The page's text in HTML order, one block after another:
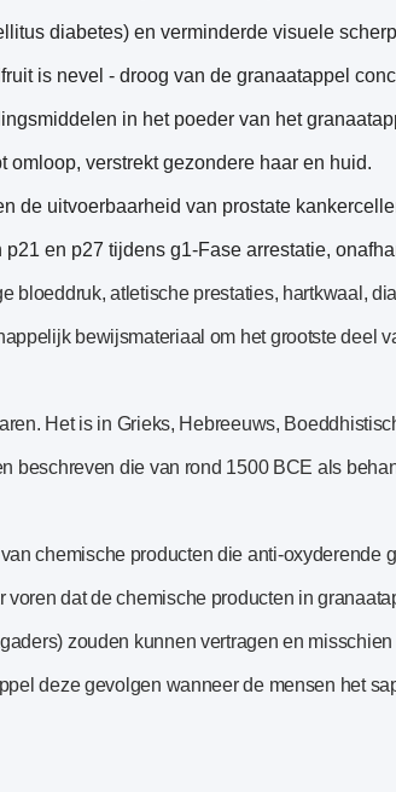
diabetes) en verminderde visuele
is nevel - droog van de granaatappel
in het poeder van het
omloop, verstrekt gezondere haar en huid.
de uitvoerbaarheid van prostate
en p27 tijdens g1-Fase arrestatie,
bloeddruk, atletische prestaties, hartkwaal,
bewijsmateriaal om het grootste deel
Het is in Grieks, Hebreeuws,
beschreven die van rond 1500 BCE als
chemische producten die anti-oxyderende
dat de chemische producten in
zouden kunnen vertragen en
deze gevolgen wanneer de mensen het